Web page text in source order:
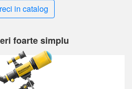
in catalog
foarte simplu